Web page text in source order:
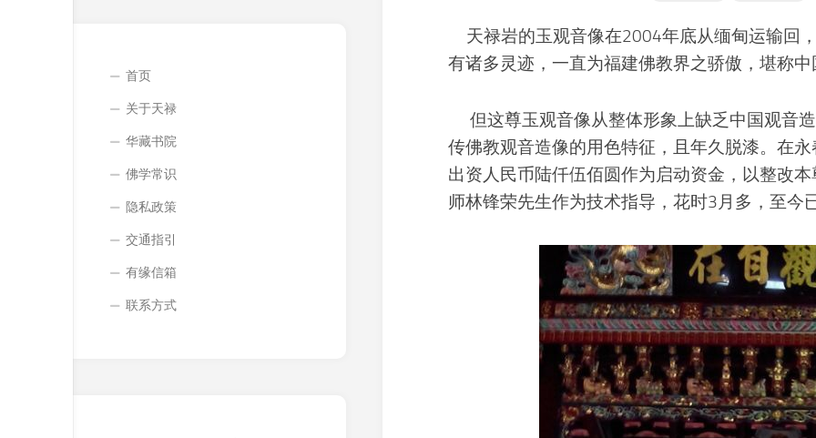
天禄岩的玉观音像在2004年底从缅甸运输回
有诸多灵迹，一直为福建佛教界之骄傲，堪称
但这尊玉观音像从整体形象上缺乏中国观音
传佛教观音造像的用色特征，且年久脱漆。在
出资人民币陆仟伍佰圆作为启动资金，以整改
师林锋荣先生作为技术指导，花时3月多，至今
首页
关于天禄
华藏书院
佛学常识
隐私政策
交通指引
有缘信箱
联系方式